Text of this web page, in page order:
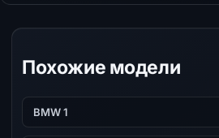
Похожие модели
BMW 1